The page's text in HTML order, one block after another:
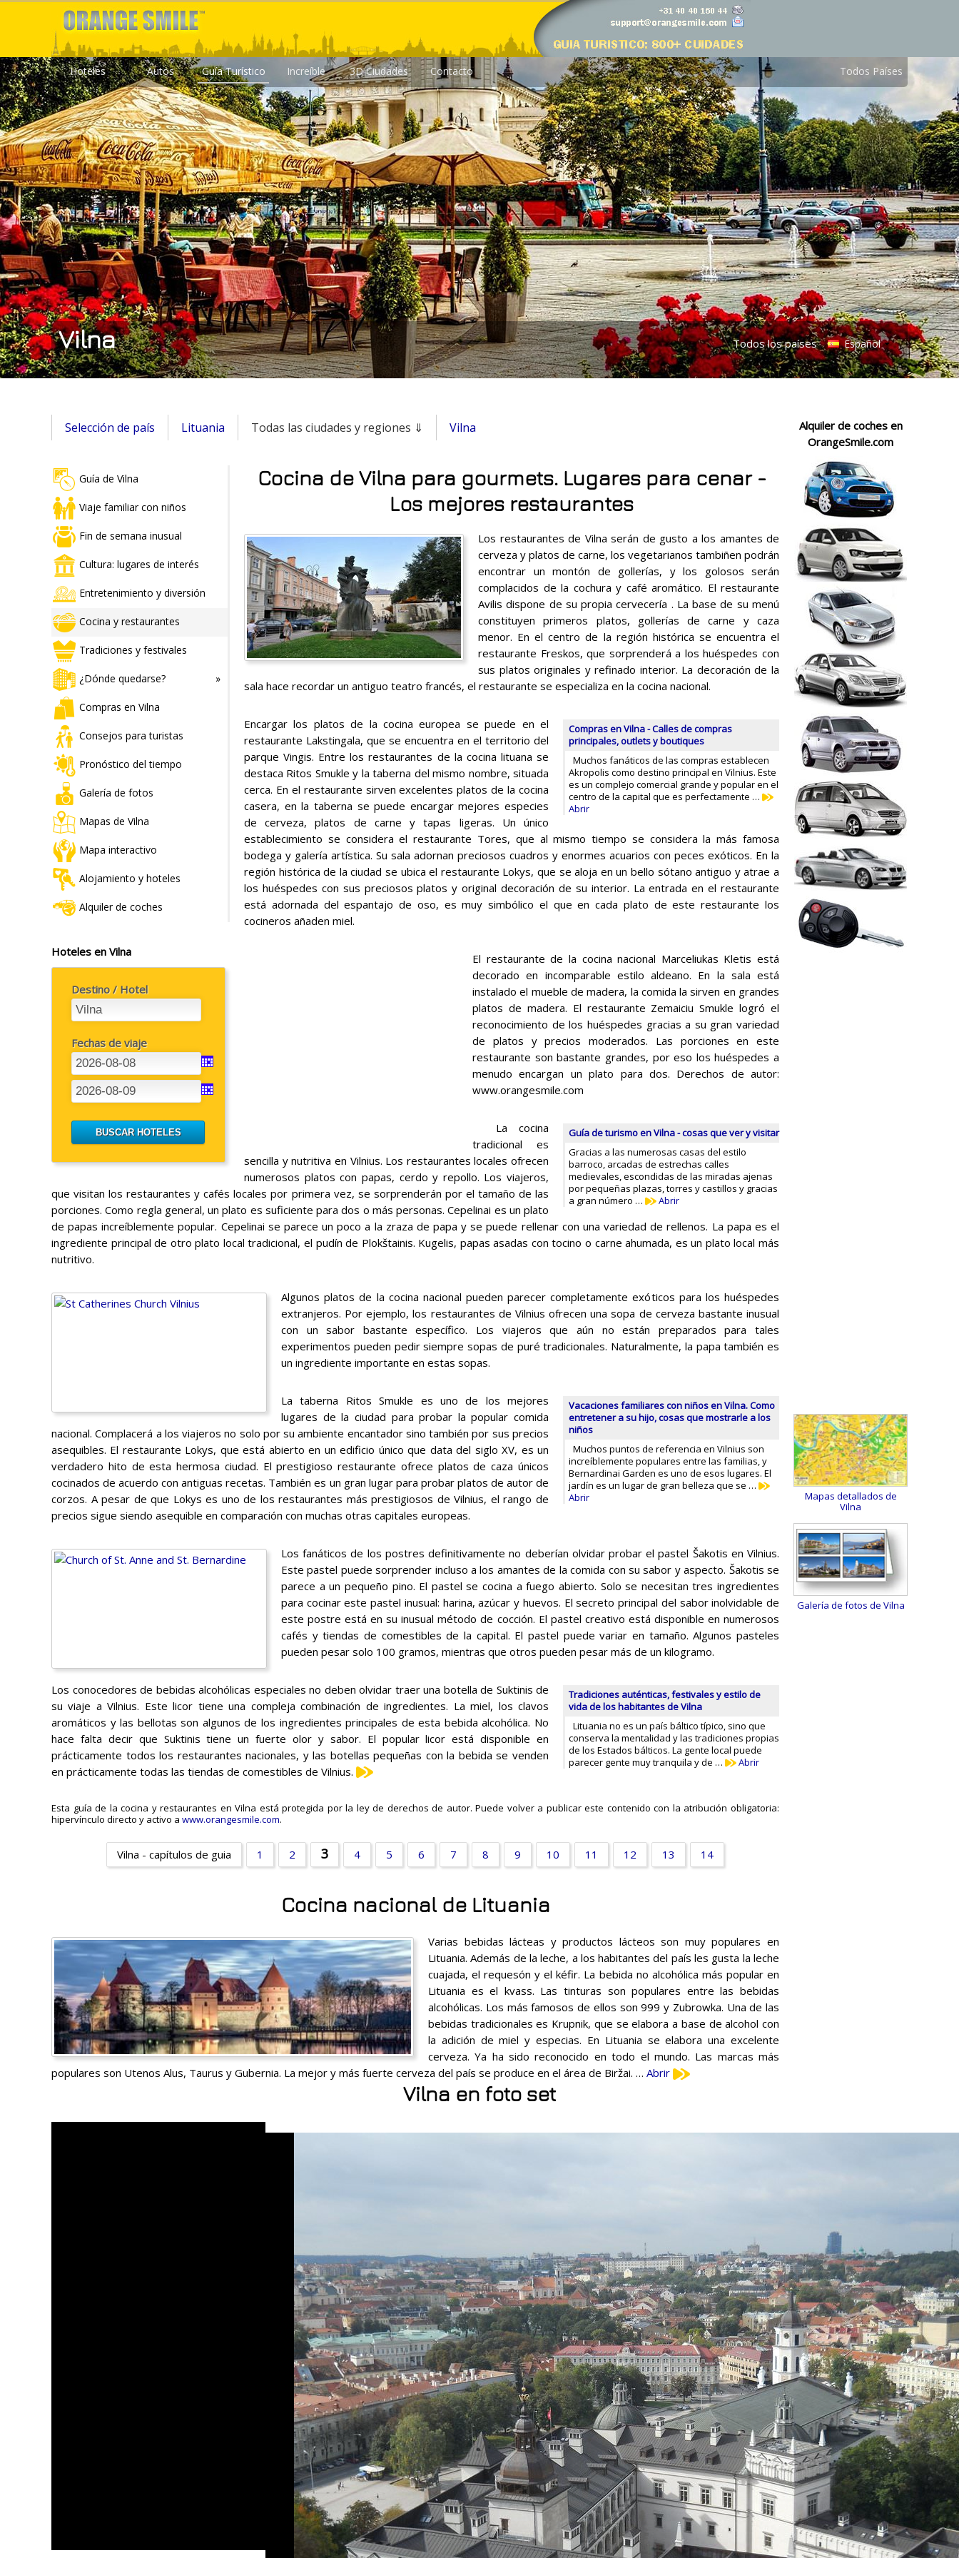
Hoteles Autos Guía Turístico Increíble 3D Ciudades Contacto Todos Países
Vilna Todos los países Español
Selección de país Lituania Todas las ciudades y regiones ⇓ Vilna
Guía de Vilna
Viaje familiar con niños
Fin de semana inusual
Cultura: lugares de interés
Entretenimiento y diversión
Cocina y restaurantes
Tradiciones y festivales
¿Dónde quedarse?
Compras en Vilna
Consejos para turistas
Pronóstico del tiempo
Galería de fotos
Mapas de Vilna
Mapa interactivo
Alojamiento y hoteles
Alquiler de coches
Hoteles en Vilna
Destino / Hotel
Fechas de viaje
Cocina de Vilna para gourmets. Lugares para cenar -
Los mejores restaurantes
Los restaurantes de Vilna serán de gusto a los amantes de
cerveza y platos de carne, los vegetarianos tambiñen podrán
encontrar un montón de gollerías, y los golosos serán
complacidos de la cochura y café aromático. El restaurante
Avilis dispone de su propia cervecería . La base de su menú
constituyen primeros platos, gollerías de carne y caza
menor. En el centro de la región histórica se encuentra el
restaurante Freskos, que sorprenderá a los huéspedes con
sus platos originales y refinado interior. La decoración de la
sala hace recordar un antiguo teatro francés, el restaurante se especializa en la cocina nacional.
Compras en Vilna - Calles de compras
principales, outlets y boutiques
Muchos fanáticos de las compras establecen
Akropolis como destino principal en Vilnius. Este
es un complejo comercial grande y popular en el
centro de la capital que es perfectamente …
Abrir
Encargar los platos de la cocina europea se puede en el
restaurante Lakstingala, que se encuentra en el territorio del
parque Vingis. Entre los restaurantes de la cocina lituana se
destaca Ritos Smukle y la taberna del mismo nombre, situada
cerca. En el restaurante sirven excelentes platos de la cocina
casera, en la taberna se puede encargar mejores especies
de cerveza, platos de carne y tapas ligeras. Un único
establecimiento se considera el restaurante Tores, que al mismo tiempo se considera la más famosa
bodega y galería artística. Su sala adornan preciosos cuadros y enormes acuarios con peces exóticos. En la
región histórica de la ciudad se ubica el restaurante Lokys, que se aloja en un bello sótano antiguo y atrae a
los huéspedes con sus preciosos platos y original decoración de su interior. La entrada en el restaurante
está adornada del espantajo de oso, es muy simbólico el que en cada plato de este restaurante los
cocineros añaden miel.
El restaurante de la cocina nacional Marceliukas Kletis está
decorado en incomparable estilo aldeano. En la sala está
instalado el mueble de madera, la comida la sirven en grandes
platos de madera. El restaurante Zemaiciu Smukle logró el
reconocimiento de los huéspedes gracias a su gran variedad
de platos y precios moderados. Las porciones en este
restaurante son bastante grandes, por eso los huéspedes a
menudo encargan un plato para dos. Derechos de autor:
www.orangesmile.com
Guía de turismo en Vilna - cosas que ver y visitar
Gracias a las numerosas casas del estilo
barroco, arcadas de estrechas calles
medievales, escondidas de las miradas ajenas
por pequeñas plazas, torres y castillos y gracias
a gran número …
Abrir
La cocina
tradicional es
sencilla y nutritiva en Vilnius. Los restaurantes locales ofrecen
numerosos platos con papas, cerdo y repollo. Los viajeros,
que visitan los restaurantes y cafés locales por primera vez, se sorprenderán por el tamaño de las
porciones. Como regla general, un plato es suficiente para dos o más personas. Cepelinai es un plato
de papas increíblemente popular. Cepelinai se parece un poco a la zraza de papa y se puede rellenar con una variedad de rellenos. La papa es el
ingrediente principal de otro plato local tradicional, el pudín de Plokštainis. Kugelis, papas asadas con tocino o carne ahumada, es un plato local más
nutritivo.
Algunos platos de la cocina nacional pueden parecer completamente exóticos para los huéspedes
extranjeros. Por ejemplo, los restaurantes de Vilnius ofrecen una sopa de cerveza bastante inusual
con un sabor bastante específico. Los viajeros que aún no están preparados para tales
experimentos pueden pedir siempre sopas de puré tradicionales. Naturalmente, la papa también es
un ingrediente importante en estas sopas.
Vacaciones familiares con niños en Vilna. Como
entretener a su hijo, cosas que mostrarle a los
niños
Muchos puntos de referencia en Vilnius son
increíblemente populares entre las familias, y
Bernardinai Garden es uno de esos lugares. El
jardín es un lugar de gran belleza que se …
Abrir
La taberna Ritos Smukle es uno de los mejores
lugares de la ciudad para probar la popular comida
nacional. Complacerá a los viajeros no solo por su ambiente encantador sino también por sus precios
asequibles. El restaurante Lokys, que está abierto en un edificio único que data del siglo XV, es un
verdadero hito de esta hermosa ciudad. El prestigioso restaurante ofrece platos de caza únicos
cocinados de acuerdo con antiguas recetas. También es un gran lugar para probar platos de autor de
corzos. A pesar de que Lokys es uno de los restaurantes más prestigiosos de Vilnius, el rango de
precios sigue siendo asequible en comparación con muchas otras capitales europeas.
Los fanáticos de los postres definitivamente no deberían olvidar probar el pastel Šakotis en Vilnius.
Este pastel puede sorprender incluso a los amantes de la comida con su sabor y aspecto. Šakotis se
parece a un pequeño pino. El pastel se cocina a fuego abierto. Solo se necesitan tres ingredientes
para cocinar este pastel inusual: harina, azúcar y huevos. El secreto principal del sabor inolvidable de
este postre está en su inusual método de cocción. El pastel creativo está disponible en numerosos
cafés y tiendas de comestibles de la capital. El pastel puede variar en tamaño. Algunos pasteles
pueden pesar solo 100 gramos, mientras que otros pueden pesar más de un kilogramo.
Tradiciones auténticas, festivales y estilo de
vida de los habitantes de Vilna
Lituania no es un país báltico típico, sino que
conserva la mentalidad y las tradiciones propias
de los Estados bálticos. La gente local puede
parecer gente muy tranquila y de …
Abrir
Los conocedores de bebidas alcohólicas especiales no deben olvidar traer una botella de Suktinis de
su viaje a Vilnius. Este licor tiene una compleja combinación de ingredientes. La miel, los clavos
aromáticos y las bellotas son algunos de los ingredientes principales de esta bebida alcohólica. No
hace falta decir que Suktinis tiene un fuerte olor y sabor. El popular licor está disponible en
prácticamente todos los restaurantes nacionales, y las botellas pequeñas con la bebida se venden
en prácticamente todas las tiendas de comestibles de Vilnius.
Esta guía de la cocina y restaurantes en Vilna está protegida por la ley de derechos de autor. Puede volver a publicar este contenido con la atribución obligatoria:
hipervínculo directo y activo a www.orangesmile.com.
Vilna - capítulos de guia 1 2 3 4 5 6 7 8 9 10 11 12 13 14
Cocina nacional de Lituania
Varias bebidas lácteas y productos lácteos son muy populares en
Lituania. Además de la leche, a los habitantes del país les gusta la leche
cuajada, el requesón y el kéfir. La bebida no alcohólica más popular en
Lituania es el kvass. Las tinturas son populares entre las bebidas
alcohólicas. Los más famosos de ellos son 999 y Zubrowka. Una de las
bebidas tradicionales es Krupnik, que se elabora a base de alcohol con
la adición de miel y especias. En Lituania se elabora una excelente
cerveza. Ya ha sido reconocido en todo el mundo. Las marcas más
populares son Utenos Alus, Taurus y Gubernia. La mejor y más fuerte cerveza del país se produce en el área de Biržai. … Abrir
Alquiler de coches en
OrangeSmile.com
Mapas detallados de
Vilna
Galería de fotos de Vilna
Vilna en foto set